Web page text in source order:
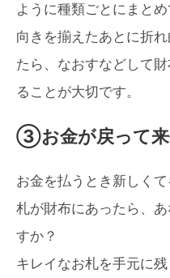
ように種類ごとにまとめ
向きを揃えたあとに折
たら、なおすなどして
ることが大切です。
③お金が戻って来
お金を払うとき新しく
札が財布にあったら、
すか？
キレイなお札を手元に